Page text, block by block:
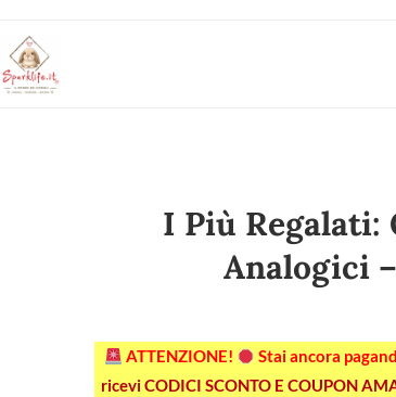
I Più Regalati:
Analogici
ATTENZIONE! Stai ancora
ricevi CODICI SCONTO E COUPON